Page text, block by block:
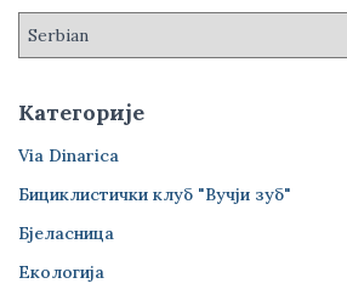
:
Категорије
Via Dinarica
Бициклистички клуб "Вучји зуб"
Бјеласница
Екологија